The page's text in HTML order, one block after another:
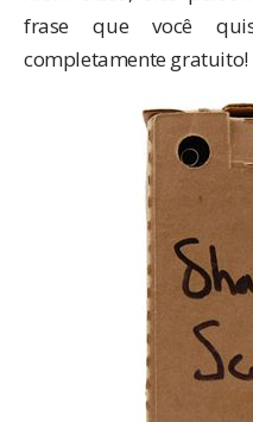
frase que você
completamente gratuito!